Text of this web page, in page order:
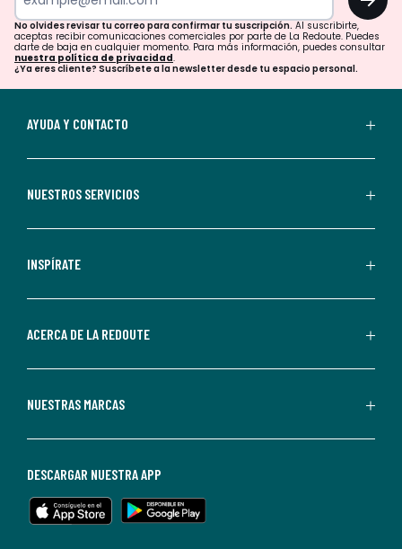
para
confirmar
tu
suscripción.
aceptas
comerciales
personalizadas
parte
Redoute.
de
en
cualquier
No olvides revisar tu correo para confirmar tu suscripción. Al suscribirte,
aceptas recibir comunicaciones comerciales por parte de La Redoute. Puedes
darte de baja en cualquier momento. Para más información, puedes consultar
nuestra política de privacidad.
¿Ya eres cliente? Suscríbete a la newsletter desde tu espacio personal.
AYUDA Y CONTACTO
NUESTROS SERVICIOS
INSPÍRATE
ACERCA DE LA REDOUTE
NUESTRAS MARCAS
DESCARGAR NUESTRA APP